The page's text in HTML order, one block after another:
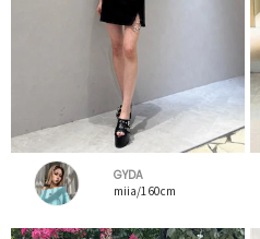
GYDA
miia/160cm